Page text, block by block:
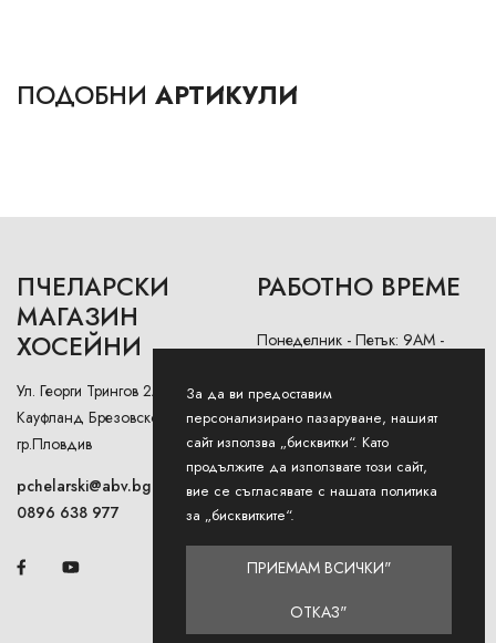
ПОДОБНИ АРТИКУЛИ
ПЧЕЛАРСКИ
МАГАЗИН
ХОСЕЙНИ
Ул. Георги Трингов 2А (до
Кауфланд Брезовско Шосе),
гр.Пловдив
pchelarski@abv.bg
0896 638 977
РАБОТНО ВРЕМЕ
Понеделник - Петък: 9AM -
Събота: 9AM - 13PM
Неделя: Затворено
За да ви предоставим
персонализирано пазаруване, нашият
сайт използва „бисквитки“. Като
продължите да използвате този сайт,
вие се съгласявате с нашата политика
за „бисквитките“.
ПРИЕМАМ ВСИЧКИ"
ОТКАЗ"